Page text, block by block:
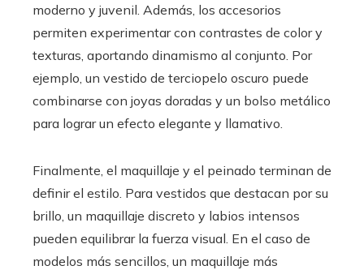
moderno y juvenil. Además, los accesorios
permiten experimentar con contrastes de color y
texturas, aportando dinamismo al conjunto. Por
ejemplo, un vestido de terciopelo oscuro puede
combinarse con joyas doradas y un bolso metálico
para lograr un efecto elegante y llamativo.
Finalmente, el maquillaje y el peinado terminan de
definir el estilo. Para vestidos que destacan por su
brillo, un maquillaje discreto y labios intensos
pueden equilibrar la fuerza visual. En el caso de
modelos más sencillos, un maquillaje más